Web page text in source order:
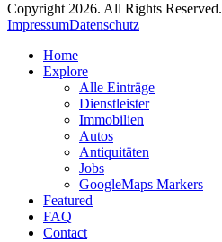
Copyright 2026. All Rights Reserved.
ImpressumDatenschutz
Home
Explore
Alle Einträge
Dienstleister
Immobilien
Autos
Antiquitäten
Jobs
GoogleMaps Markers
Featured
FAQ
Contact